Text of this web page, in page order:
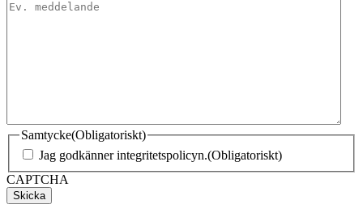
Samtycke(Obligatoriskt)
Jag godkänner integritetspolicyn.(Obligatoriskt)
CAPTCHA